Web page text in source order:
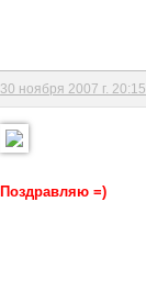
30 ноября 2007 г. 20:15
Поздравляю =)